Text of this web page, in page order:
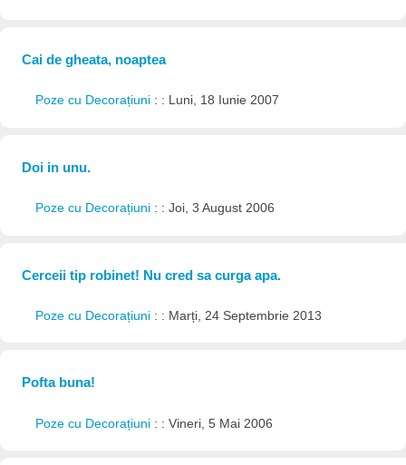
Cai de gheata, noaptea
Poze cu Decorațiuni : : Luni, 18 Iunie 2007
Doi in unu.
Poze cu Decorațiuni : : Joi, 3 August 2006
Cerceii tip robinet! Nu cred sa curga apa.
Poze cu Decorațiuni : : Marți, 24 Septembrie 2013
Pofta buna!
Poze cu Decorațiuni : : Vineri, 5 Mai 2006